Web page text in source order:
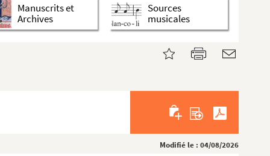
Manuscrits et
Archives
Sources
musicales
Modifié le : 04/08/2026